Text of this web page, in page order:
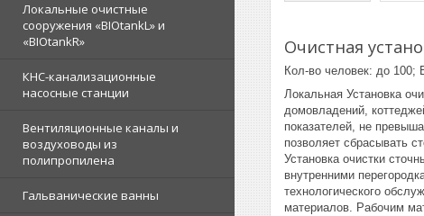
Локальные очистные
сооружения «BIOtankL» и
«BIOtankR»
КНС-канализационные
насосные станции
Вентиляционные каналы и
воздуховоды из
полипропилена
Гальванические ванны
Очистная
Кол-во человек: до 100;
Локальная Установка
домовладений,
показателей, не
позволяет сбрасывать
Установка очистки
внутренними
технологического
материалов. Рабочим